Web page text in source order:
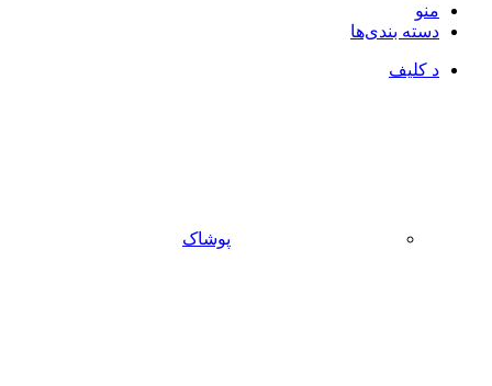
منو
دسته بندی‌ها
د کلیف
پوشاک